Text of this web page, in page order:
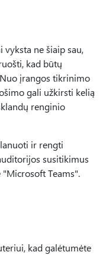
ne šiaip sau,
kad būtų
įrangos tikrinimo
gali užkirsti kelią
renginio
ir rengti
susitikimus
Teams".
kad galėtumėte